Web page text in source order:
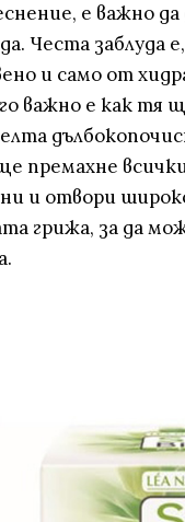
е важно
Честа заблуда
и само от
важно е как тя
премахне
и отвори
грижа, за да